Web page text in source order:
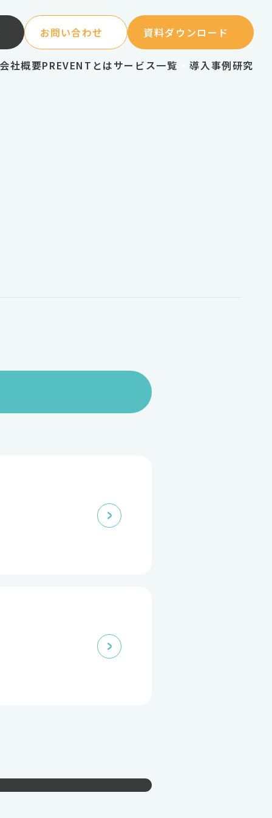
お問い合わせ 資料ダウンロード
会社概要PREVENTとはサービス一覧 導入事例研究